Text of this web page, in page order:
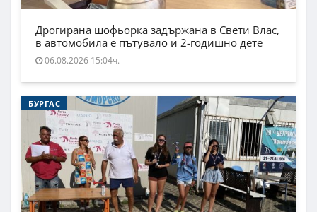
Дрогирана шофьорка задържана в Свети Влас,
в автомобила е пътувало и 2-годишно дете
06.08.2026 15:04ч.
БУРГАС